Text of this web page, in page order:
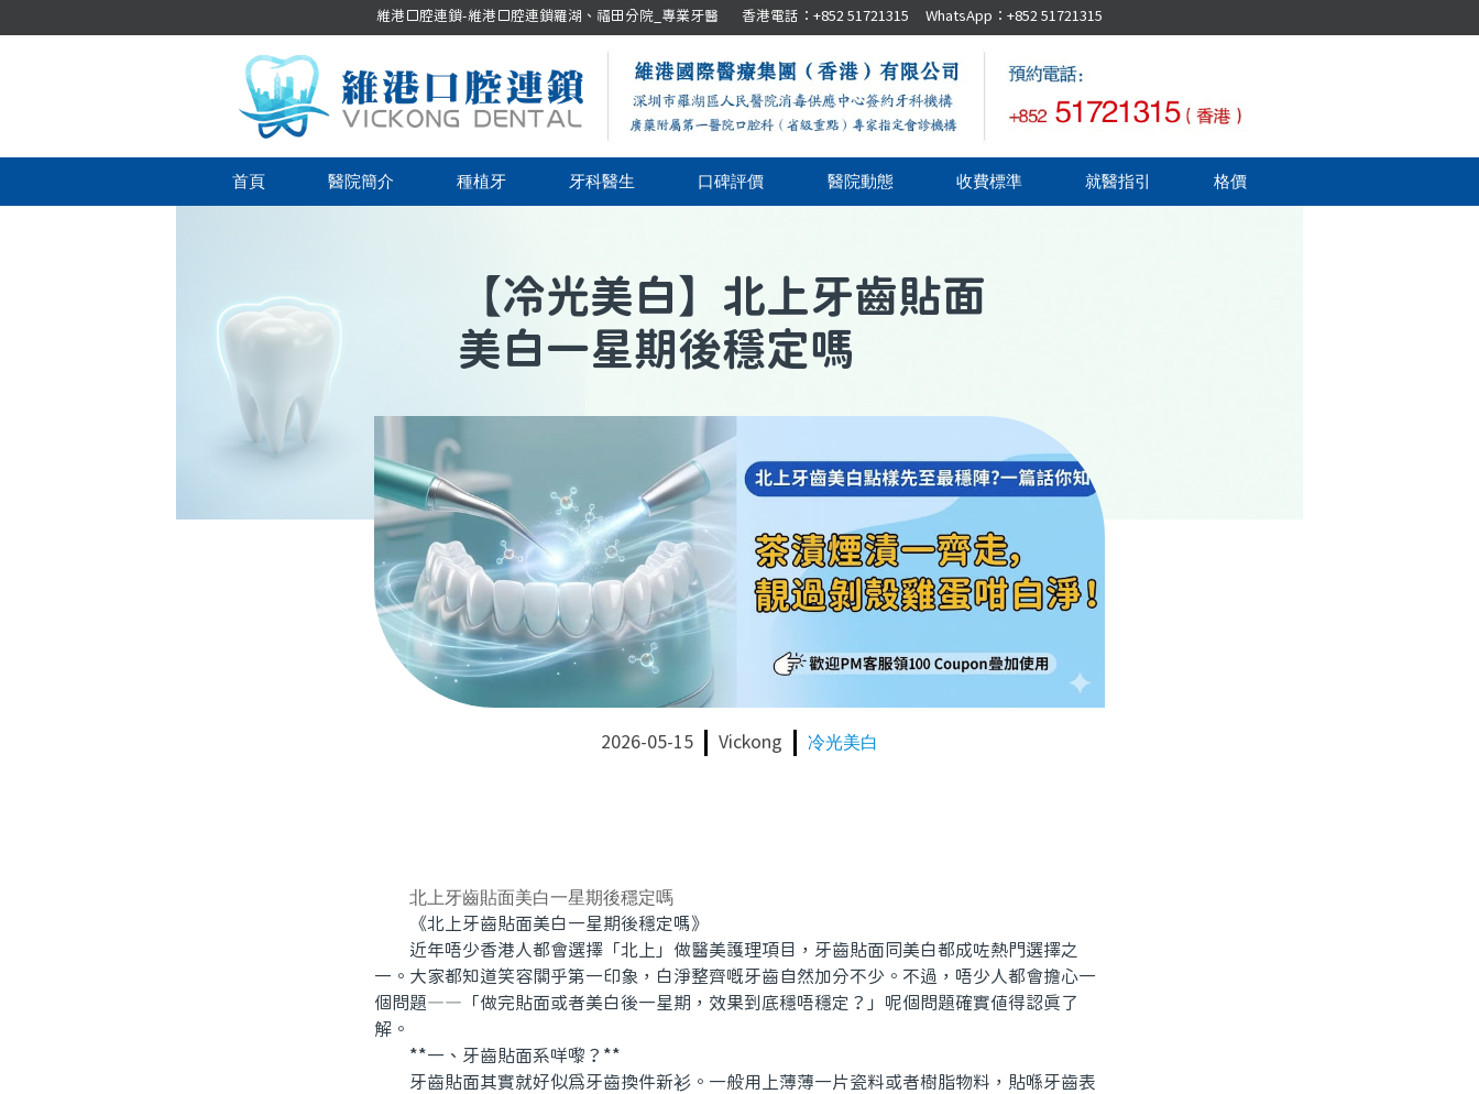
維港口腔連鎖-維港口腔連鎖羅湖、福田分院_專業牙醫 香港電話：+852 51721315 WhatsApp：+852 51721315
首頁 醫院簡介 種植牙 牙科醫生 口碑評價 醫院動態 收費標準 就醫指引 格價
【冷光美白】 北上牙齒貼面
美白一星期後穩定嗎
2026-05-15 Vickong 冷光美白
北上牙齒貼面美白一星期後穩定嗎
《北上牙齒貼面美白一星期後穩定嗎》
近年唔少香港人都會選擇「北上」做醫美護理項目，牙齒貼面同美白都成咗熱門選擇之
一。大家都知道笑容關乎第一印象，白淨整齊嘅牙齒自然加分不少。不過，唔少人都會擔心一
個問題——「做完貼面或者美白後一星期，效果到底穩唔穩定？」呢個問題確實值得認真了
解。
**一、牙齒貼面系咩嚟？**
牙齒貼面其實就好似爲牙齒換件新衫。一般用上薄薄一片瓷料或者樹脂物料，貼喺牙齒表